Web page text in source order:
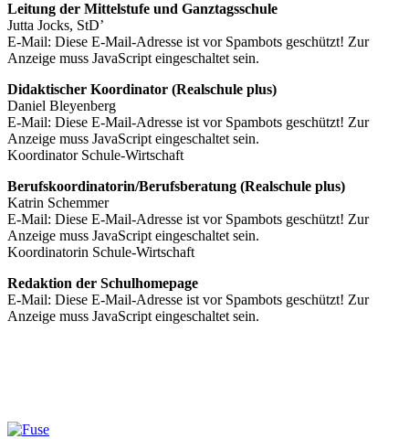
Leitung der Mittelstufe und Ganztagsschule
Jutta Jocks, StD’
E-Mail: Diese E-Mail-Adresse ist vor Spambots geschützt! Zur
Anzeige muss JavaScript eingeschaltet sein.
Didaktischer Koordinator (Realschule plus)
Daniel Bleyenberg
E-Mail: Diese E-Mail-Adresse ist vor Spambots geschützt! Zur
Anzeige muss JavaScript eingeschaltet sein.
Koordinator Schule-Wirtschaft
Berufskoordinatorin/Berufsberatung (Realschule plus)
Katrin Schemmer
E-Mail: Diese E-Mail-Adresse ist vor Spambots geschützt! Zur
Anzeige muss JavaScript eingeschaltet sein.
Koordinatorin Schule-Wirtschaft
Redaktion der Schulhomepage
E-Mail: Diese E-Mail-Adresse ist vor Spambots geschützt! Zur
Anzeige muss JavaScript eingeschaltet sein.